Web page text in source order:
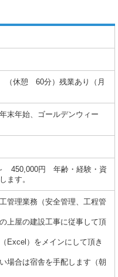
休憩 60分）残業あり（月
末年始、ゴールデンウィー
450,000円 年齢・経験・資
ます。
管理業務（安全管理、工程管
上屋の建設工事に従事して頂
Excel）をメインにして頂き
場合は宿舎を手配します（朝